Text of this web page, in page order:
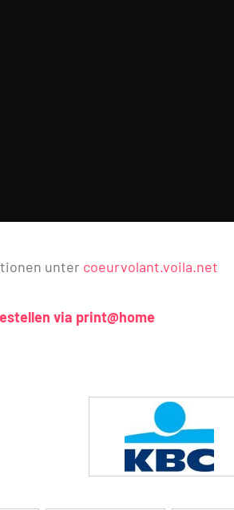
unter coeurvolant.voila.net
via print@home